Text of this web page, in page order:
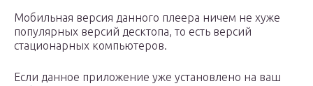
Мобильная версия данного плеера ничем не хуже
популярных версий десктопа, то есть версий
стационарных компьютеров.
Если данное приложение уже установлено на ваш